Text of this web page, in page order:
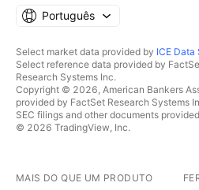
Português
Select market data provided by ICE Data
Select reference data provided by
Research Systems Inc.
Copyright © 2026, American Bankers
provided by FactSet Research Systems
SEC filings and other documents
© 2026 TradingView, Inc.
MAIS DO QUE UM PRODUTO